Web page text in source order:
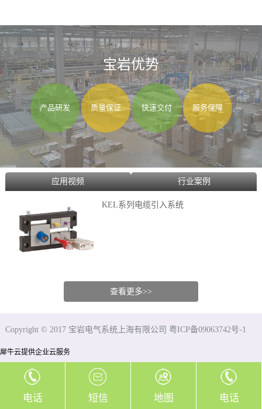
宝岩优势
产品研发 质量保证 快速交付 服务保障
应用视频 行业案例
KEL系列电缆引入系统
查看更多>>
Copyright © 2017 宝岩电气系统上海有限公司 粤ICP备09063742号-1
犀牛云提供企业云服务
电话 短信 地图 电话